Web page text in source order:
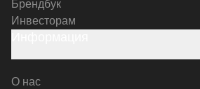
Брендбук
Инвесторам
О нас